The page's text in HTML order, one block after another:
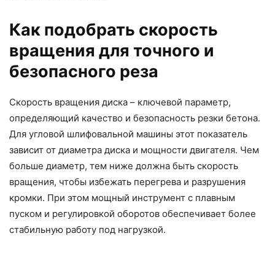
Как подобрать скорость
вращения для точного и
безопасного реза
Скорость вращения диска – ключевой параметр,
определяющий качество и безопасность резки бетона.
Для угловой шлифовальной машины этот показатель
зависит от диаметра диска и мощности двигателя. Чем
больше диаметр, тем ниже должна быть скорость
вращения, чтобы избежать перегрева и разрушения
кромки. При этом мощный инструмент с плавным
пуском и регулировкой оборотов обеспечивает более
стабильную работу под нагрузкой.